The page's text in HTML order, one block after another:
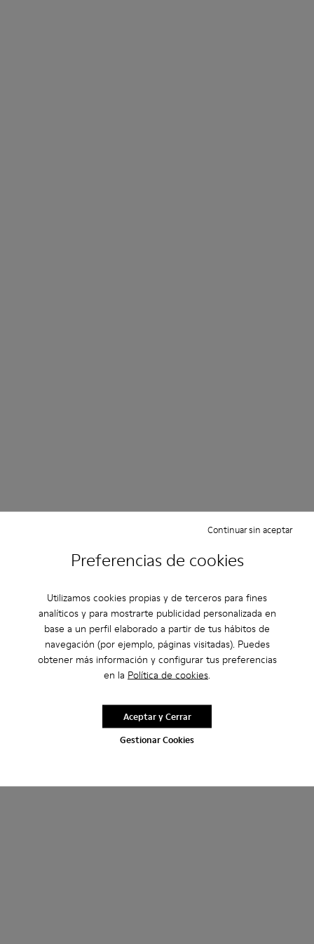
Preferencias de cookies
Utilizamos cookies propias y de terceros para fines
analíticos y para mostrarte publicidad personalizada en
base a un perfil elaborado a partir de tus hábitos de
navegación (por ejemplo, páginas visitadas). Puedes
obtener más información y configurar tus preferencias
en la Política de cookies.
Gestionar Cookies
Continuar sin aceptar
Aceptar y Cerrar